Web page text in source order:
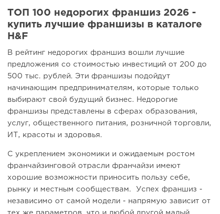
ТОП 100 недорогих франшиз 2026 -
купить лучшие франшизы в каталоге
H&F
В рейтинг недорогих франшиз вошли лучшие
предложения со стоимостью инвестиций от 200 до
500 тыс. рублей. Эти франшизы подойдут
начинающим предпринимателям, которые только
выбирают свой будущий бизнес. Недорогие
франшизы представлены в сферах образования,
услуг, общественного питания, розничной торговли,
ИТ, красоты и здоровья.
С укреплением экономики и ожидаемым ростом
франчайзинговой отрасли франчайзи имеют
хорошие возможности приносить пользу себе,
рынку и местным сообществам. Успех франшиз -
независимо от самой модели - напрямую зависит от
тех же параметров, что и любой другой малый